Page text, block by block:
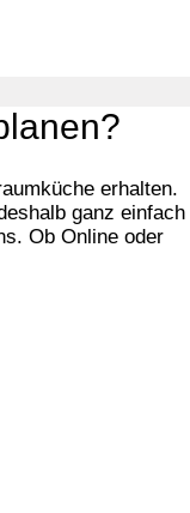
erhalten.
ganz einfach
Ob Online oder